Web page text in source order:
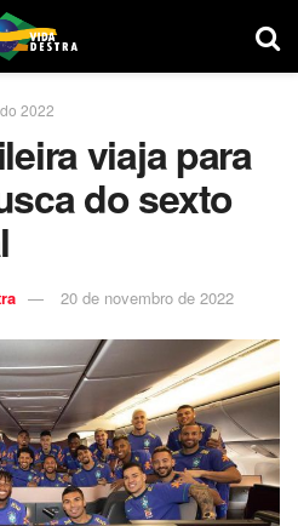
2022
viaja para
do sexto
20 de novembro de 2022